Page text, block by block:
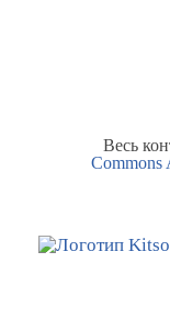
Весь
Commons